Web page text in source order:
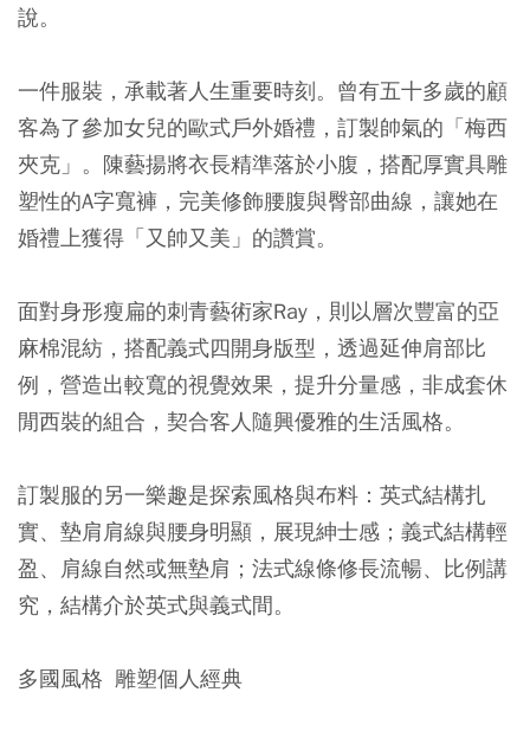
說。
一件服裝，承載著人生重要時刻。曾有五十多歲的顧
客為了參加女兒的歐式戶外婚禮，訂製帥氣的「梅西
夾克」。陳藝揚將衣長精準落於小腹，搭配厚實具雕
塑性的A字寬褲，完美修飾腰腹與臀部曲線，讓她在
婚禮上獲得「又帥又美」的讚賞。
面對身形瘦扁的刺青藝術家Ray，則以層次豐富的亞
麻棉混紡，搭配義式四開身版型，透過延伸肩部比
例，營造出較寬的視覺效果，提升分量感，非成套休
閒西裝的組合，契合客人隨興優雅的生活風格。
訂製服的另一樂趣是探索風格與布料：英式結構扎
實、墊肩肩線與腰身明顯，展現紳士感；義式結構輕
盈、肩線自然或無墊肩；法式線條修長流暢、比例講
究，結構介於英式與義式間。
多國風格 雕塑個人經典